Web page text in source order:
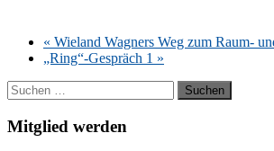
« Wie­land Wag­ners Weg zum Raum-
„Ring“-Gespräch 1 »
Suchen
nach:
Mitglied werden